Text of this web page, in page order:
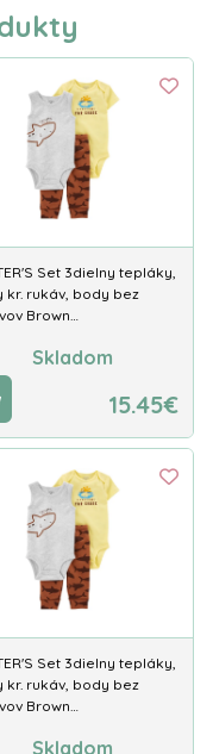
Set 3dielny tepláky,
kr. rukáv, body bez
Brown…
Skladom
15.45€
Set 3dielny tepláky,
kr. rukáv, body bez
Brown…
Skladom